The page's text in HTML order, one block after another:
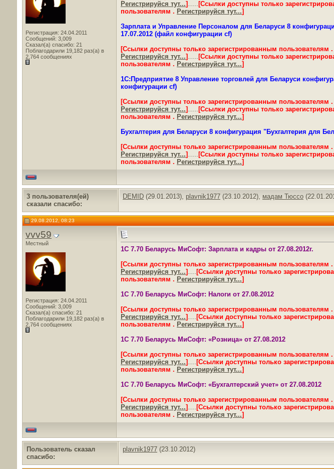
Регистрация: 24.04.2011
Сообщений: 3,009
Сказал(а) спасибо: 21
Поблагодарили 19,182 раз(а) в
2,764 сообщениях
Регистрируйся тут...] ….. [Ссылки доступны только
пользователям . Регистрируйся тут...]
Зарплата и Управление Персоналом для Беларуси 8
17.07.2012 (файл конфигурации cf)
[Ссылки доступны только зарегистрированным пользователям .
Регистрируйся тут...] ….. [Ссылки доступны только
пользователям . Регистрируйся тут...]
1С:Предприятие 8 Управление торговлей для Беларуси
конфигурации cf)
[Ссылки доступны только зарегистрированным пользователям .
Регистрируйся тут...] ….. [Ссылки доступны только
пользователям . Регистрируйся тут...]
Бухгалтерия для Беларуси 8 конфигурация "Бухгалтерия для
[Ссылки доступны только зарегистрированным пользователям .
Регистрируйся тут...] ….. [Ссылки доступны только
пользователям . Регистрируйся тут...]
3 пользователя(ей)
сказали cпасибо:
DEMID (29.01.2013), plavnik1977 (23.10.2012), мадам Тюссо
29.08.2012, 08:23
vvv59
Местный
Регистрация: 24.04.2011
Сообщений: 3,009
Сказал(а) спасибо: 21
Поблагодарили 19,182 раз(а) в
2,764 сообщениях
1С 7.70 Беларусь МиСофт: Зарплата и кадры от 27.08.2012г.
[Ссылки доступны только зарегистрированным пользователям .
Регистрируйся тут...] …. [Ссылки доступны только
пользователям . Регистрируйся тут...]
1С 7.70 Беларусь МиСофт: Налоги от 27.08.2012
[Ссылки доступны только зарегистрированным пользователям .
Регистрируйся тут...] …. [Ссылки доступны только
пользователям . Регистрируйся тут...]
1С 7.70 Беларусь МиСофт: «Розница» от 27.08.2012
[Ссылки доступны только зарегистрированным пользователям .
Регистрируйся тут...] …. [Ссылки доступны только
пользователям . Регистрируйся тут...]
1С 7.70 Беларусь МиСофт: «Бухгалтерский учет» от 27.08.2012
[Ссылки доступны только зарегистрированным пользователям .
Регистрируйся тут...] …. [Ссылки доступны только
пользователям . Регистрируйся тут...]
Пользователь сказал
cпасибо:
plavnik1977 (23.10.2012)